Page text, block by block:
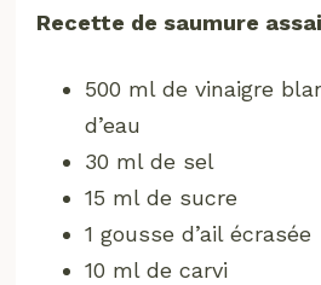
Recette de saumure
500 ml de vinaigre
d’eau
30 ml de sel
15 ml de sucre
1 gousse d’ail écrasée
10 ml de carvi